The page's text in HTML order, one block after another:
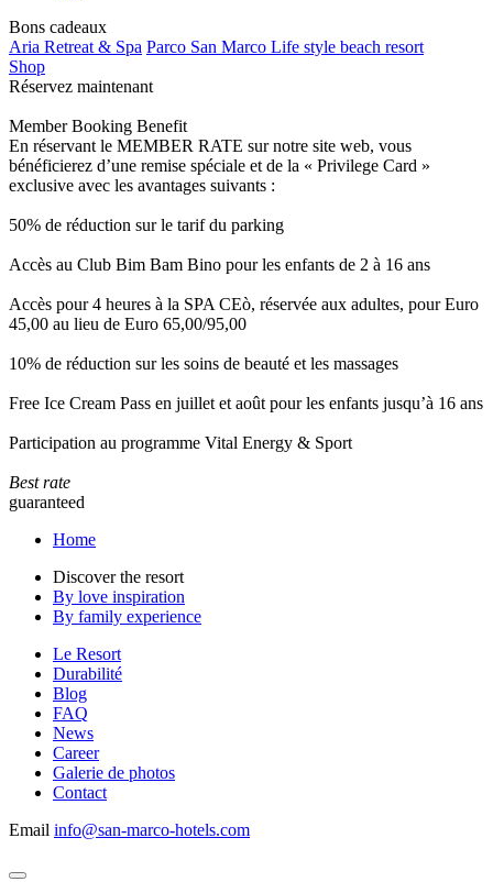
Bons cadeaux
Aria Retreat & Spa Parco San Marco Life style beach resort
Shop
Réservez maintenant
Member Booking Benefit
En réservant le MEMBER RATE sur notre site web, vous
bénéficierez d’une remise spéciale et de la « Privilege Card »
exclusive avec les avantages suivants :
50% de réduction sur le tarif du parking
Accès au Club Bim Bam Bino pour les enfants de 2 à 16 ans
Accès pour 4 heures à la SPA CEò, réservée aux adultes, pour Euro
45,00 au lieu de Euro 65,00/95,00
10% de réduction sur les soins de beauté et les massages
Free Ice Cream Pass en juillet et août pour les enfants jusqu’à 16 ans
Participation au programme Vital Energy & Sport
Best rate
guaranteed
Home
Discover the resort
By love inspiration
By family experience
Le Resort
Durabilité
Blog
FAQ
News
Career
Galerie de photos
Contact
Email info@san-marco-hotels.com